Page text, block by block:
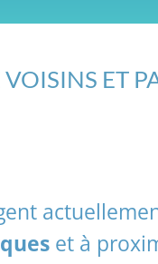
ET
et à